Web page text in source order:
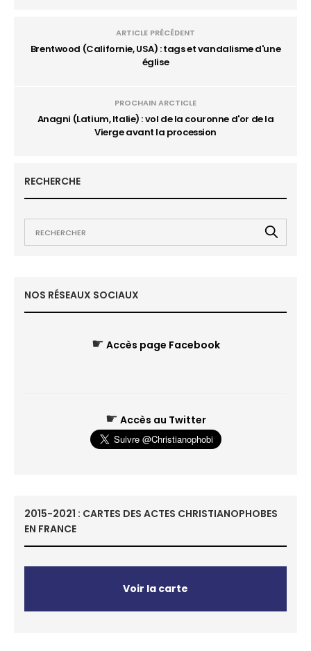
ARTICLE PRÉCÉDENT
Brentwood (Californie, USA) : tags et vandalisme d'une
église
PROCHAIN ARCTICLE
Anagni (Latium, Italie) : vol de la couronne d'or de la
Vierge avant la procession
RECHERCHE
NOS RÉSEAUX SOCIAUX
☛ Accès page Facebook
☛ Accès au Twitter
2015-2021 : CARTES DES ACTES CHRISTIANOPHOBES
EN FRANCE
Voir la carte